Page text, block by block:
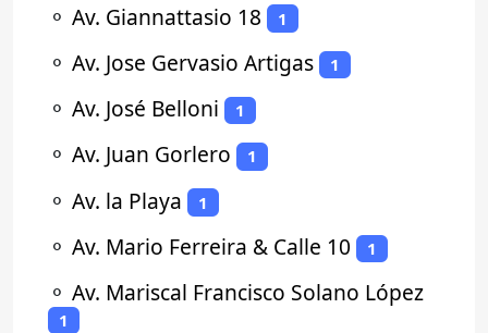
⚬ Av. Giannattasio 18 1
⚬ Av. Jose Gervasio Artigas 1
⚬ Av. José Belloni 1
⚬ Av. Juan Gorlero 1
⚬ Av. la Playa 1
⚬ Av. Mario Ferreira & Calle 10 1
⚬ Av. Mariscal Francisco Solano López
1